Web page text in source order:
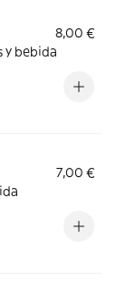
8,00 €
y bebida
7,00 €